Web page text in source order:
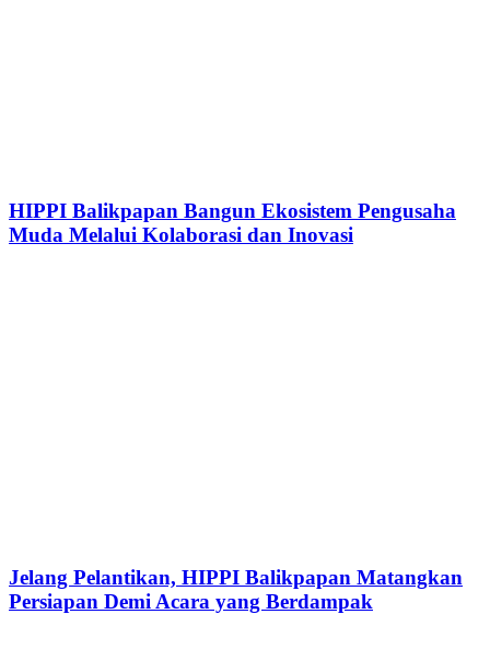
HIPPI Balikpapan Bangun Ekosistem Pengusaha
Muda Melalui Kolaborasi dan Inovasi
Jelang Pelantikan, HIPPI Balikpapan Matangkan
Persiapan Demi Acara yang Berdampak